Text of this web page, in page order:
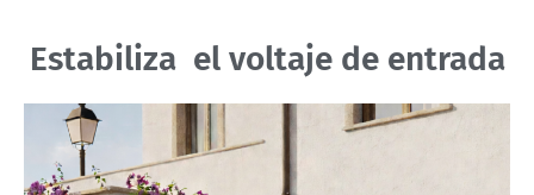
Estabiliza el voltaje de entrada